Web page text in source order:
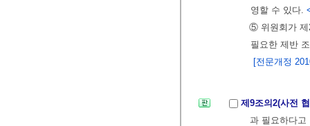
영할 수 있다.
⑤ 위원회가 제
필요한 제반
[전문개정
제9조의2(사전
과 필요하다고